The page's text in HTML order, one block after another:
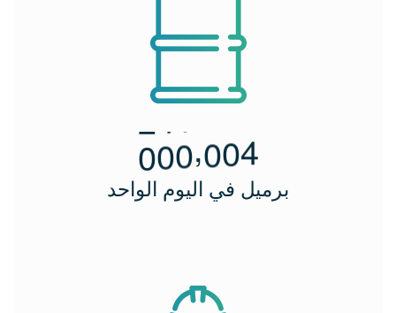
4
0
0
,
0
0
0
برميل في اليوم الواحد